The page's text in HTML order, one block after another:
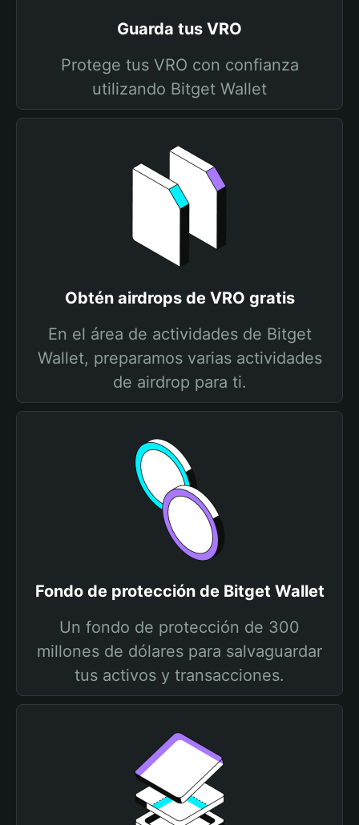
Guarda tus VRO
Protege tus VRO con confianza
utilizando Bitget Wallet
Obtén airdrops de VRO gratis
En el área de actividades de Bitget
Wallet, preparamos varias actividades
de airdrop para ti.
Fondo de protección de Bitget Wallet
Un fondo de protección de 300
millones de dólares para salvaguardar
tus activos y transacciones.